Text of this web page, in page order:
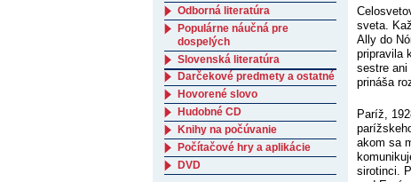
sveta.
Ally do
pripravila
sestre ani
prináša
Paríž,
akom sa
sirotinci.
Odborná literatúra
Populárne náučná pre
dospelých
Slovenská literatúra
Darčekové predmety a ostatné
Hovorené slovo
Hudobné CD
Knihy na počúvanie
Počítačové hry a aplikácie
DVD